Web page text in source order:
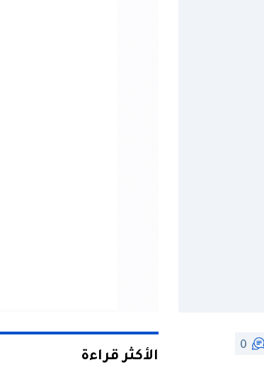
0
الأكثر قراءة